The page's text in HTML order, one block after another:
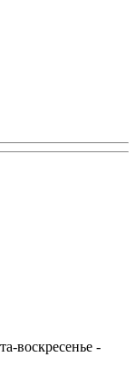
воскресенье -